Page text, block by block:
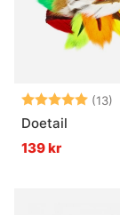
Betyg: (13)
Doetail
139 kr